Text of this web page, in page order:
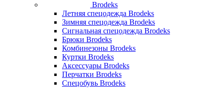
Brodeks
Летняя спецодежда Brodeks
Зимняя спецодежда Brodeks
Сигнальная спецодежда Brodeks
Брюки Brodeks
Комбинезоны Brodeks
Куртки Brodeks
Аксессуары Brodeks
Перчатки Brodeks
Спецобувь Brodeks